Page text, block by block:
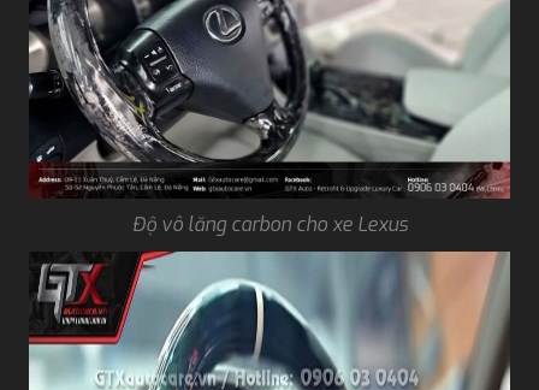
Độ vô lăng carbon cho xe Lexus